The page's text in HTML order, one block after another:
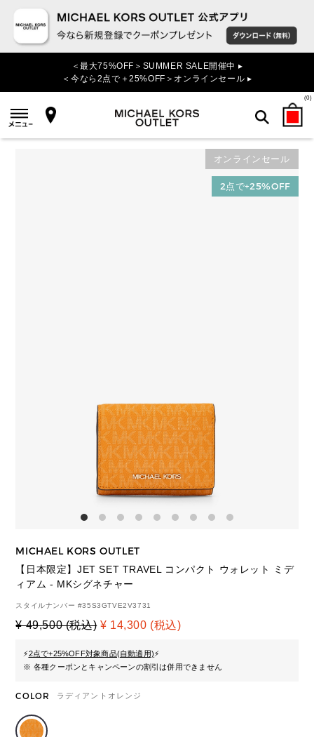
＜最大75%OFF＞SUMMER SALE開催中 ▸
＜今なら2点で＋25%OFF＞オンラインセール ▸
(0)
検索
オンラインセール
2点で+25%OFF
MICHAEL KORS OUTLET
【日本限定】JET SET TRAVEL コンパクト ウォレット ミデ
ィアム - MKシグネチャー
スタイルナンバー #35S3GTVE2V3731
¥ 49,500 (税込) ¥ 14,300 (税込)
⚡2点で+25%OFF対象商品(自動適用)⚡
※ 各種クーポンとキャンペーンの割引は併用できません
COLOR ラディアントオレンジ